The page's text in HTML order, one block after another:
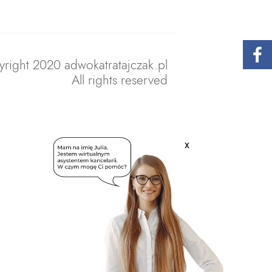
x
2020 adwokatratajczak.pl
All rights reserved